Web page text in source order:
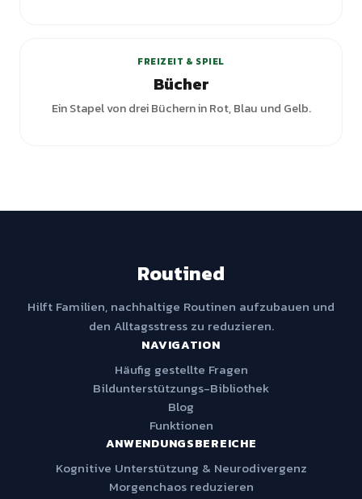
FREIZEIT & SPIEL
Bücher
Ein Stapel von drei Büchern in Rot, Blau und Gelb.
Routined
Hilft Familien, nachhaltige Routinen aufzubauen und
den Alltagsstress zu reduzieren.
NAVIGATION
Häufig gestellte Fragen
Bildunterstützungs-Bibliothek
Blog
Funktionen
ANWENDUNGSBEREICHE
Kognitive Unterstützung & Neurodivergenz
Morgenchaos reduzieren